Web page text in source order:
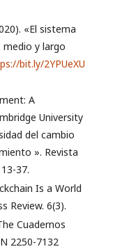
«El sistema
y largo
bit.ly/2YPUeXU
A
University
del cambio
». Revista
37.
Is a World
Review. 6(3).
Cuadernos
2250-7132